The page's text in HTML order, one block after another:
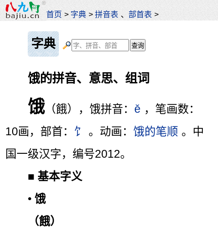
首页 > 字典 >拼音表 、部首表 >
字典
饿的拼音、意思、组词
饿（餓），饿拼音： ě ，笔画数：
10画，部首： 饣 。动画：饿的笔顺 。中
国一级汉字，编号2012。
■基本字义
•饿
（餓）